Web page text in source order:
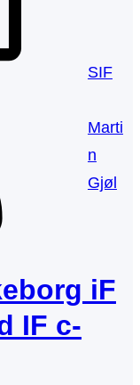
SIF
Marti
n
Gjøl
iF
IF c-